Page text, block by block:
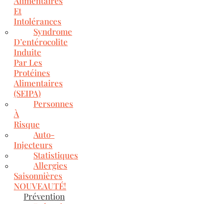
Et
Intolérances
Syndrome
D’entérocolite
Induite
Par Les
Protéines
Alimentaires
(SEIPA)
Personnes
À
Risque
Auto-
Injecteurs
Statistiques
Allergies
Saisonnières
NOUVEAUTÉ!
Prévention